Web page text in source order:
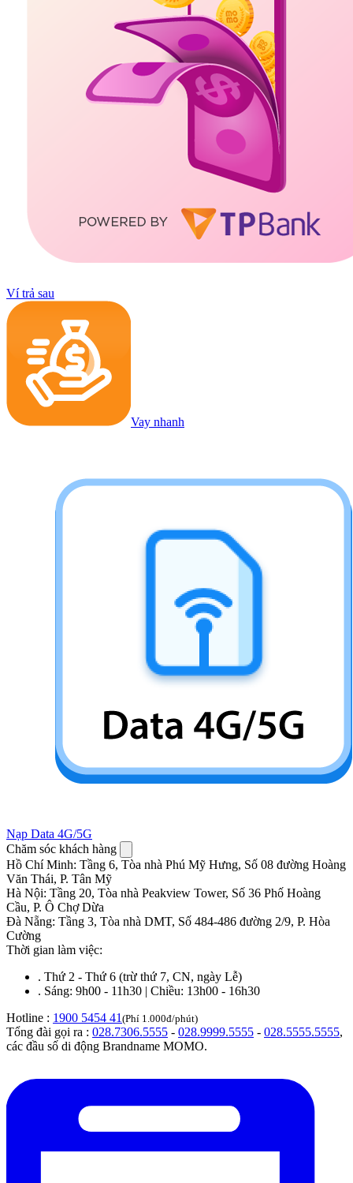
Ví trả sau
Vay nhanh
Nạp Data 4G/5G
Chăm sóc khách hàng
Hồ Chí Minh: Tầng 6, Tòa nhà Phú Mỹ Hưng, Số 08 đường Hoàng
Văn Thái, P. Tân Mỹ
Hà Nội: Tầng 20, Tòa nhà Peakview Tower, Số 36 Phố Hoàng
Cầu, P. Ô Chợ Dừa
Đà Nẵng: Tầng 3, Tòa nhà DMT, Số 484-486 đường 2/9, P. Hòa
Cường
Thời gian làm việc:
. Thứ 2 - Thứ 6 (trừ thứ 7, CN, ngày Lễ)
. Sáng: 9h00 - 11h30 | Chiều: 13h00 - 16h30
Hotline : 1900 5454 41 (Phí 1.000đ/phút)
Tổng đài gọi ra : 028.7306.5555 - 028.9999.5555 - 028.5555.5555,
các đầu số di động Brandname MOMO.